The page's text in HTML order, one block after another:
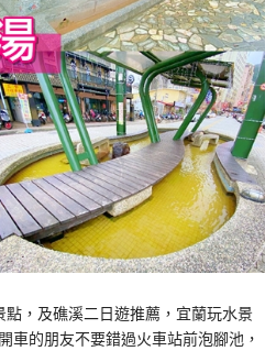
，及礁溪二日遊推薦，宜蘭玩水景
車的朋友不要錯過火車站前泡腳池，